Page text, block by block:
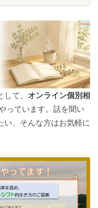
て、 オンライン個別相
っています。話を聞い
い、そんな方はお気軽に